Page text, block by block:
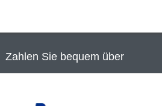
Zahlen Sie bequem über